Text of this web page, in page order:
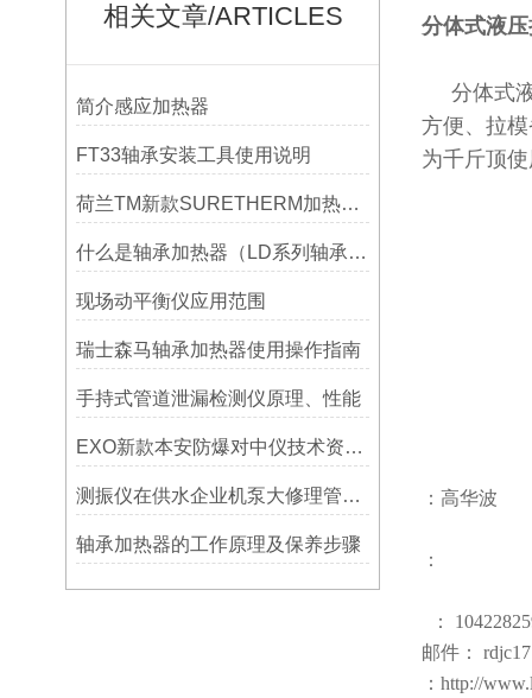
相关文章/ARTICLES
简介感应加热器
FT33轴承安装工具使用说明
荷兰TM新款SURETHERM加热器操作介绍
什么是轴承加热器（LD系列轴承加热器）-宁波利德仪器
现场动平衡仪应用范围
瑞士森马轴承加热器使用操作指南
手持式管道泄漏检测仪原理、性能
EXO新款本安防爆对中仪技术资料简介——宁波利德仪器
测振仪在供水企业机泵大修理管理上的应用！！！
轴承加热器的工作原理及保养步骤
分体式液
分体式液
方便、拉
为千斤顶
：高华波
：
：
邮件： rdjc17
：http://